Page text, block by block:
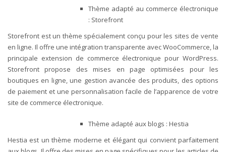
Thème adapté au commerce électronique
: Storefront
Storefront est un thème spécialement conçu pour les sites de vente
en ligne. Il offre une intégration transparente avec WooCommerce, la
principale extension de commerce électronique pour WordPress.
Storefront propose des mises en page optimisées pour les
boutiques en ligne, une gestion avancée des produits, des options
de paiement et une personnalisation facile de l’apparence de votre
site de commerce électronique.
Thème adapté aux blogs : Hestia
Hestia est un thème moderne et élégant qui convient parfaitement